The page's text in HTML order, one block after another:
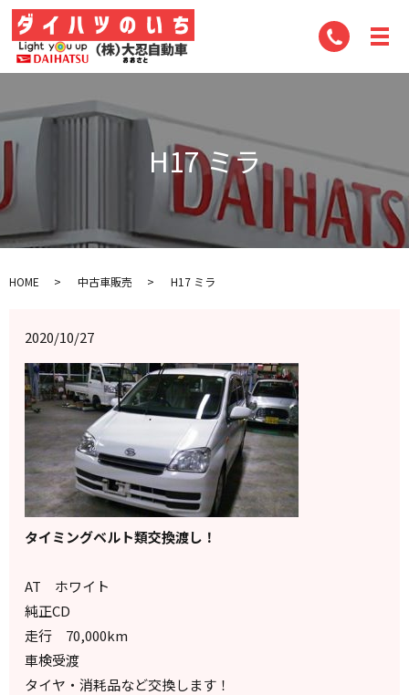
H17 ミラ
HOME 中古車販売 H17 ミラ
2020/10/27
タイミングベルト類交換渡し！
AT ホワイト
純正CD
走行 70,000km
車検受渡
タイヤ・消耗品など交換します！